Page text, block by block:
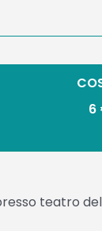
6
teatro